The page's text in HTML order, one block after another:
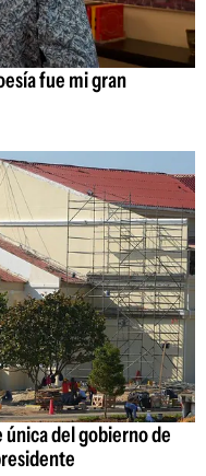
fue mi gran
única del gobierno de